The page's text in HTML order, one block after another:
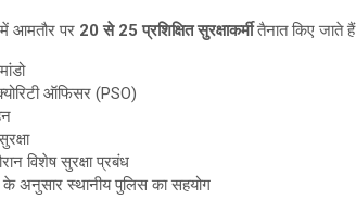
आमतौर पर 20 से 25 प्रशिक्षित सुरक्षाकर्मीतैनात किए जाते
ऑफिसर (PSO)
विशेष सुरक्षा प्रबंध
अनुसार स्थानीय पुलिस का सहयोग